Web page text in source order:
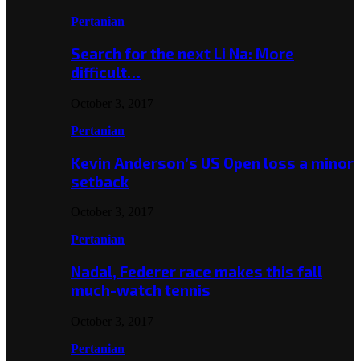
Pertanian
Search for the next Li Na: More
difficult…
Pertanian
Kevin Anderson’s US Open loss a minor
setback
Pertanian
Nadal, Federer race makes this fall
much-watch tennis
Pertanian